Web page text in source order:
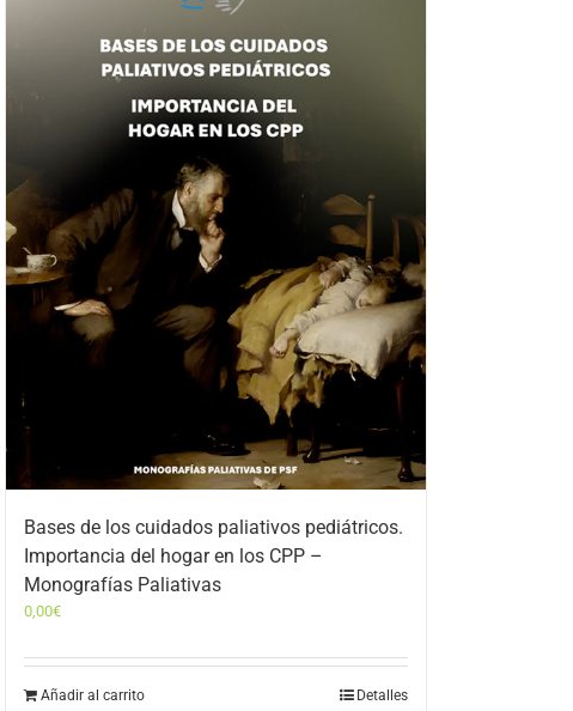
Bases de los cuidados paliativos pediátricos.
Importancia del hogar en los CPP –
Monografías Paliativas
0,00€
Añadir al carrito Detalles